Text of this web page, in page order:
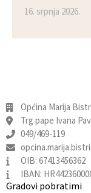
16. srpnja 2026.
Općina Marija
Trg pape Ivana
049/469-119
OIB: 67413456362
IBAN:
Gradovi pobratimi